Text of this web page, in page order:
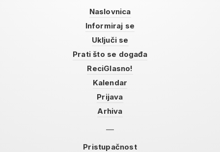
Naslovnica
Informiraj se
Uključi se
Prati što se događa
ReciGlasno!
Kalendar
Prijava
Arhiva
Pristupačnost